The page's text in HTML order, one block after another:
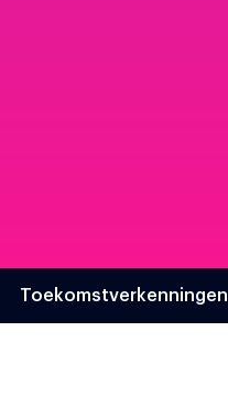
Toekomstverkenningen